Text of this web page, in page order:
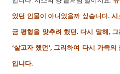
었던 인물이 아니었을까 싶습니다.
금 평형을 맞추려 했던. 다시 말해,
‘살고자 했던’, 그리하여 다시 가족
입니다.